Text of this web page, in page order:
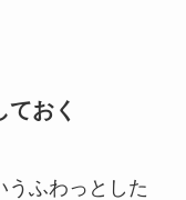
おく
うふわっとした